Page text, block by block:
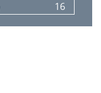
16
18